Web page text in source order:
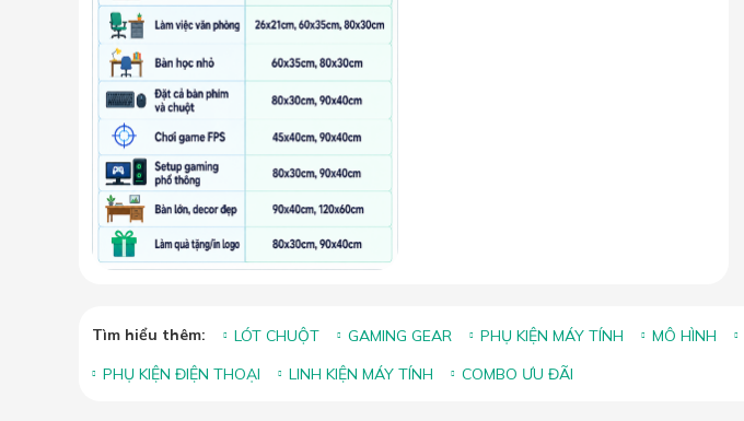
Tìm hiểu thêm: LÓT CHUỘT GAMING GEAR PHỤ KIỆN MÁY TÍNH MÔ HÌNH
PHỤ KIỆN ĐIỆN THOẠI
LINH KIỆN MÁY TÍNH COMBO ƯU ĐÃI